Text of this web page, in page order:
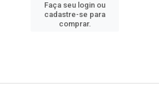
Faça seu login ou
cadastre-se para
comprar.